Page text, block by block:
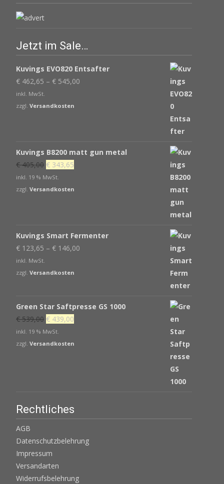
Jetzt im Sale…
Kuvings EVO820 Entsafter
€ 462,65 – € 545,00
inkl. MwSt.
zzgl. Versandkosten
Kuvings B8200 matt gun metal
€405,00 Ursprünglicher
Preis
war:
€ 343,65
ist:
inkl. 19 % MwSt.
zzgl. Versandkosten
Kuvings Smart Fermenter
€ 123,65 – € 146,00
inkl. MwSt.
zzgl. Versandkosten
Green Star Saftpresse GS 1000
€539,00 Ursprünglicher
Preis
war:
€ 439,00
ist:
inkl. 19 % MwSt.
zzgl. Versandkosten
Rechtliches
AGB
Datenschutzbelehrung
Impressum
Versandarten
Widerrufsbelehrung